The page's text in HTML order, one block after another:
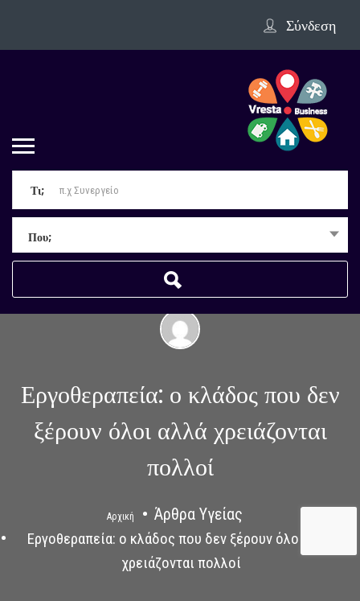
Σύνδεση
Τι;
Που;
Εργοθεραπεία: ο κλάδος που δεν
ξέρουν όλοι αλλά χρειάζονται
πολλοί
Αρχική Άρθρα Υγείας
Εργοθεραπεία: ο κλάδος που δεν ξέρουν όλοι αλλά
χρειάζονται πολλοί